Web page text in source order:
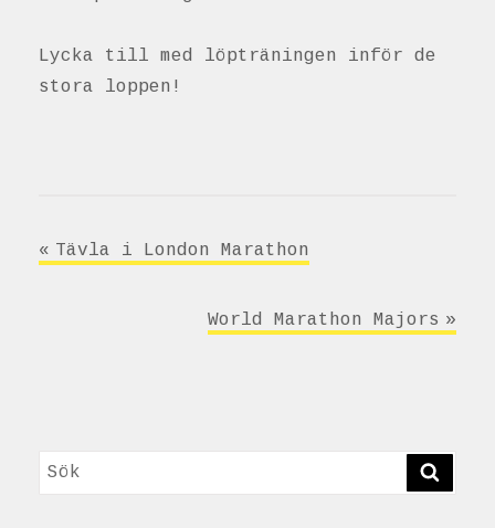
Lycka till med löpträningen inför de
stora loppen!
Inläggsnavigering
Tävla i London Marathon
World Marathon Majors
Sök